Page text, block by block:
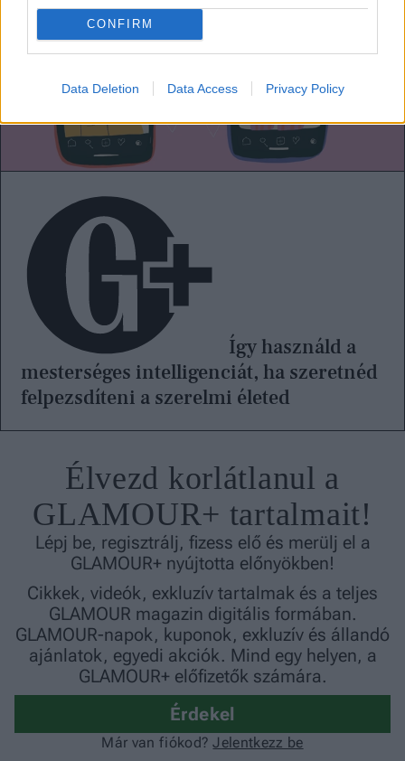
CONFIRM
Data Deletion Data Access Privacy Policy
mesterséges intelligenciát, ha szeretnéd
felpezsdíteni a szerelmi életed